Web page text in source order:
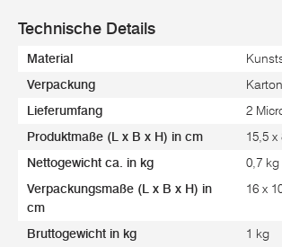
Technische Details
Material
Verpackung Karton
Lieferumfang 2
Produktmaße (L x B x H) in cm 15,5 x
Nettogewicht ca. in kg 0,7 kg
Verpackungsmaße (L x B x H) in
cm
16 x
Bruttogewicht in kg 1 kg